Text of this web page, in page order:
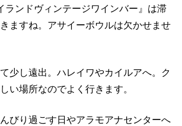
ランドヴィンテージワインバー』は滞
ますね。アサイーボウルは欠かせませ
少し遠出。ハレイワやカイルアへ。ク
い場所なのでよく行きます。
びり過ごす日やアラモアナセンターへ